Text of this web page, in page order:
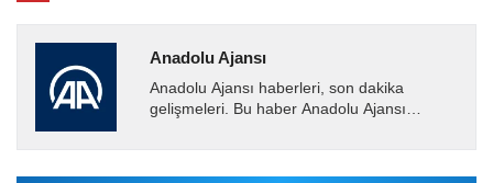
Anadolu Ajansı
Anadolu Ajansı haberleri, son dakika
gelişmeleri. Bu haber Anadolu Ajansı
tarafından geçilen tüm...